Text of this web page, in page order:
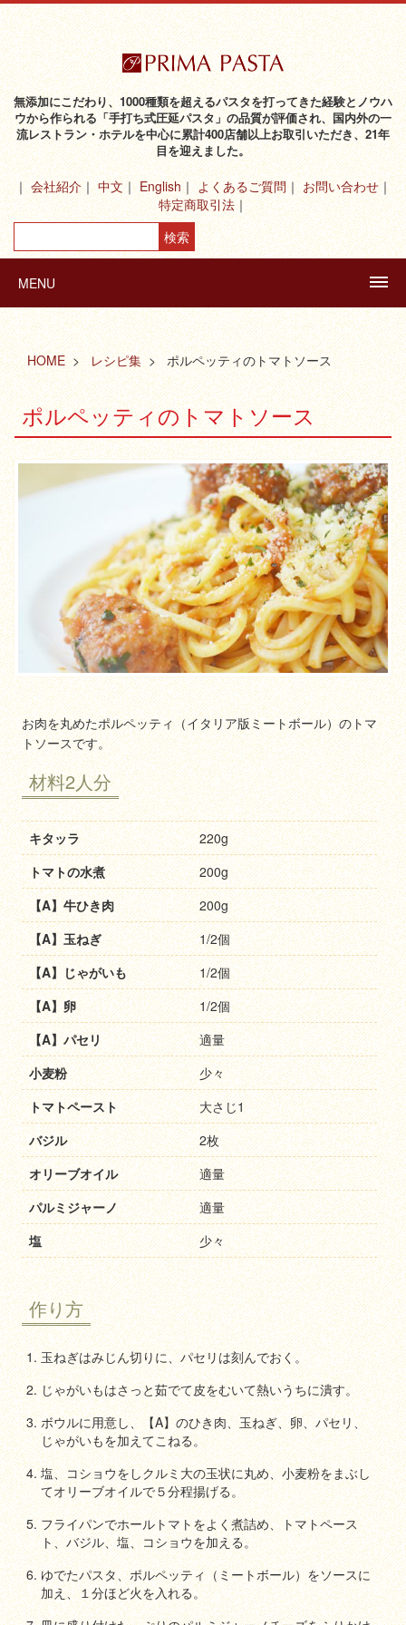
無添加にこだわり、1000種類を超えるパスタを打ってきた経験とノウハ
ウから作られる「手打ち式圧延パスタ」の品質が評価され、国内外の一
流レストラン・ホテルを中心に累計400店舗以上お取引いただき、21年
目を迎えました。
会社紹介 中文 English よくあるご質問
お問い合わせ
特定商取引法
MENU
HOME レシピ集 ポルペッティのトマトソース
ポルペッティのトマトソース
お肉を丸めたポルペッティ（イタリア版ミートボール）のトマ
トソースです。
材料2人分
キタッラ
220g
トマトの水煮
200g
【A】牛ひき肉
200g
【A】玉ねぎ
1/2個
【A】じゃがいも
1/2個
【A】卵
1/2個
【A】パセリ
適量
小麦粉
少々
トマトペースト
大さじ1
バジル
2枚
オリーブオイル
適量
パルミジャーノ
適量
塩
少々
作り方
玉ねぎはみじん切りに、パセリは刻んでおく。
じゃがいもはさっと茹でて皮をむいて熱いうちに潰す。
ボウルに用意し、【A】のひき肉、玉ねぎ、卵、パセリ、
じゃがいもを加えてこねる。
塩、コショウをしクルミ大の玉状に丸め、小麦粉をまぶし
てオリーブオイルで５分程揚げる。
フライパンでホールトマトをよく煮詰め、トマトペース
ト、バジル、塩、コショウを加える。
ゆでたパスタ、ポルペッティ（ミートボール）をソースに
加え、１分ほど火を入れる。